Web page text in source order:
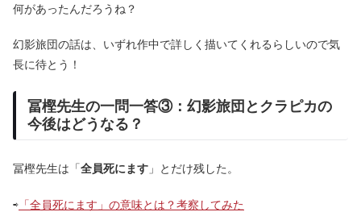
何があったんだろうね？
幻影旅団の話は、いずれ作中で詳しく描いてくれるらしいので気
長に待とう！
冨樫先生の一問一答③：幻影旅団とクラピカの
今後はどうなる？
冨樫先生は「全員死にます 」とだけ残した。
⇨ 「全員死にます」の意味とは？考察してみた